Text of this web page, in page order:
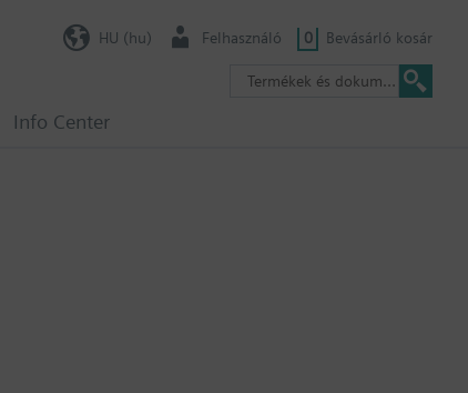
Info Center
HU (hu) Felhasználó 0 Bevásárló kosár